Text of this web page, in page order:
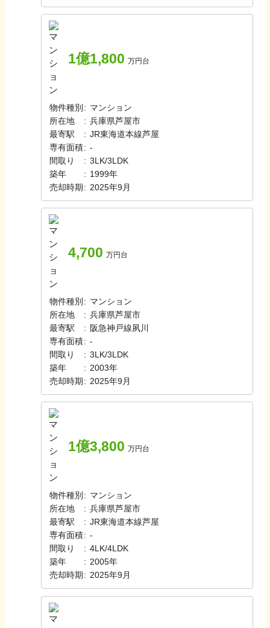
1億1,800 万円台
物件種別 : マンション
所在地
: 兵庫県芦屋市
最寄駅
: JR東海道本線芦屋
専有面積: -
間取り
: 3LK/3LDK
築年
: 1999年
売却時期 : 2025年9月
4,700 万円台
物件種別 : マンション
所在地
: 兵庫県芦屋市
最寄駅
: 阪急神戸線夙川
専有面積: -
間取り
: 3LK/3LDK
築年
: 2003年
売却時期 : 2025年9月
1億3,800 万円台
物件種別 : マンション
所在地
: 兵庫県芦屋市
最寄駅
: JR東海道本線芦屋
専有面積: -
間取り
: 4LK/4LDK
築年
: 2005年
売却時期 : 2025年9月